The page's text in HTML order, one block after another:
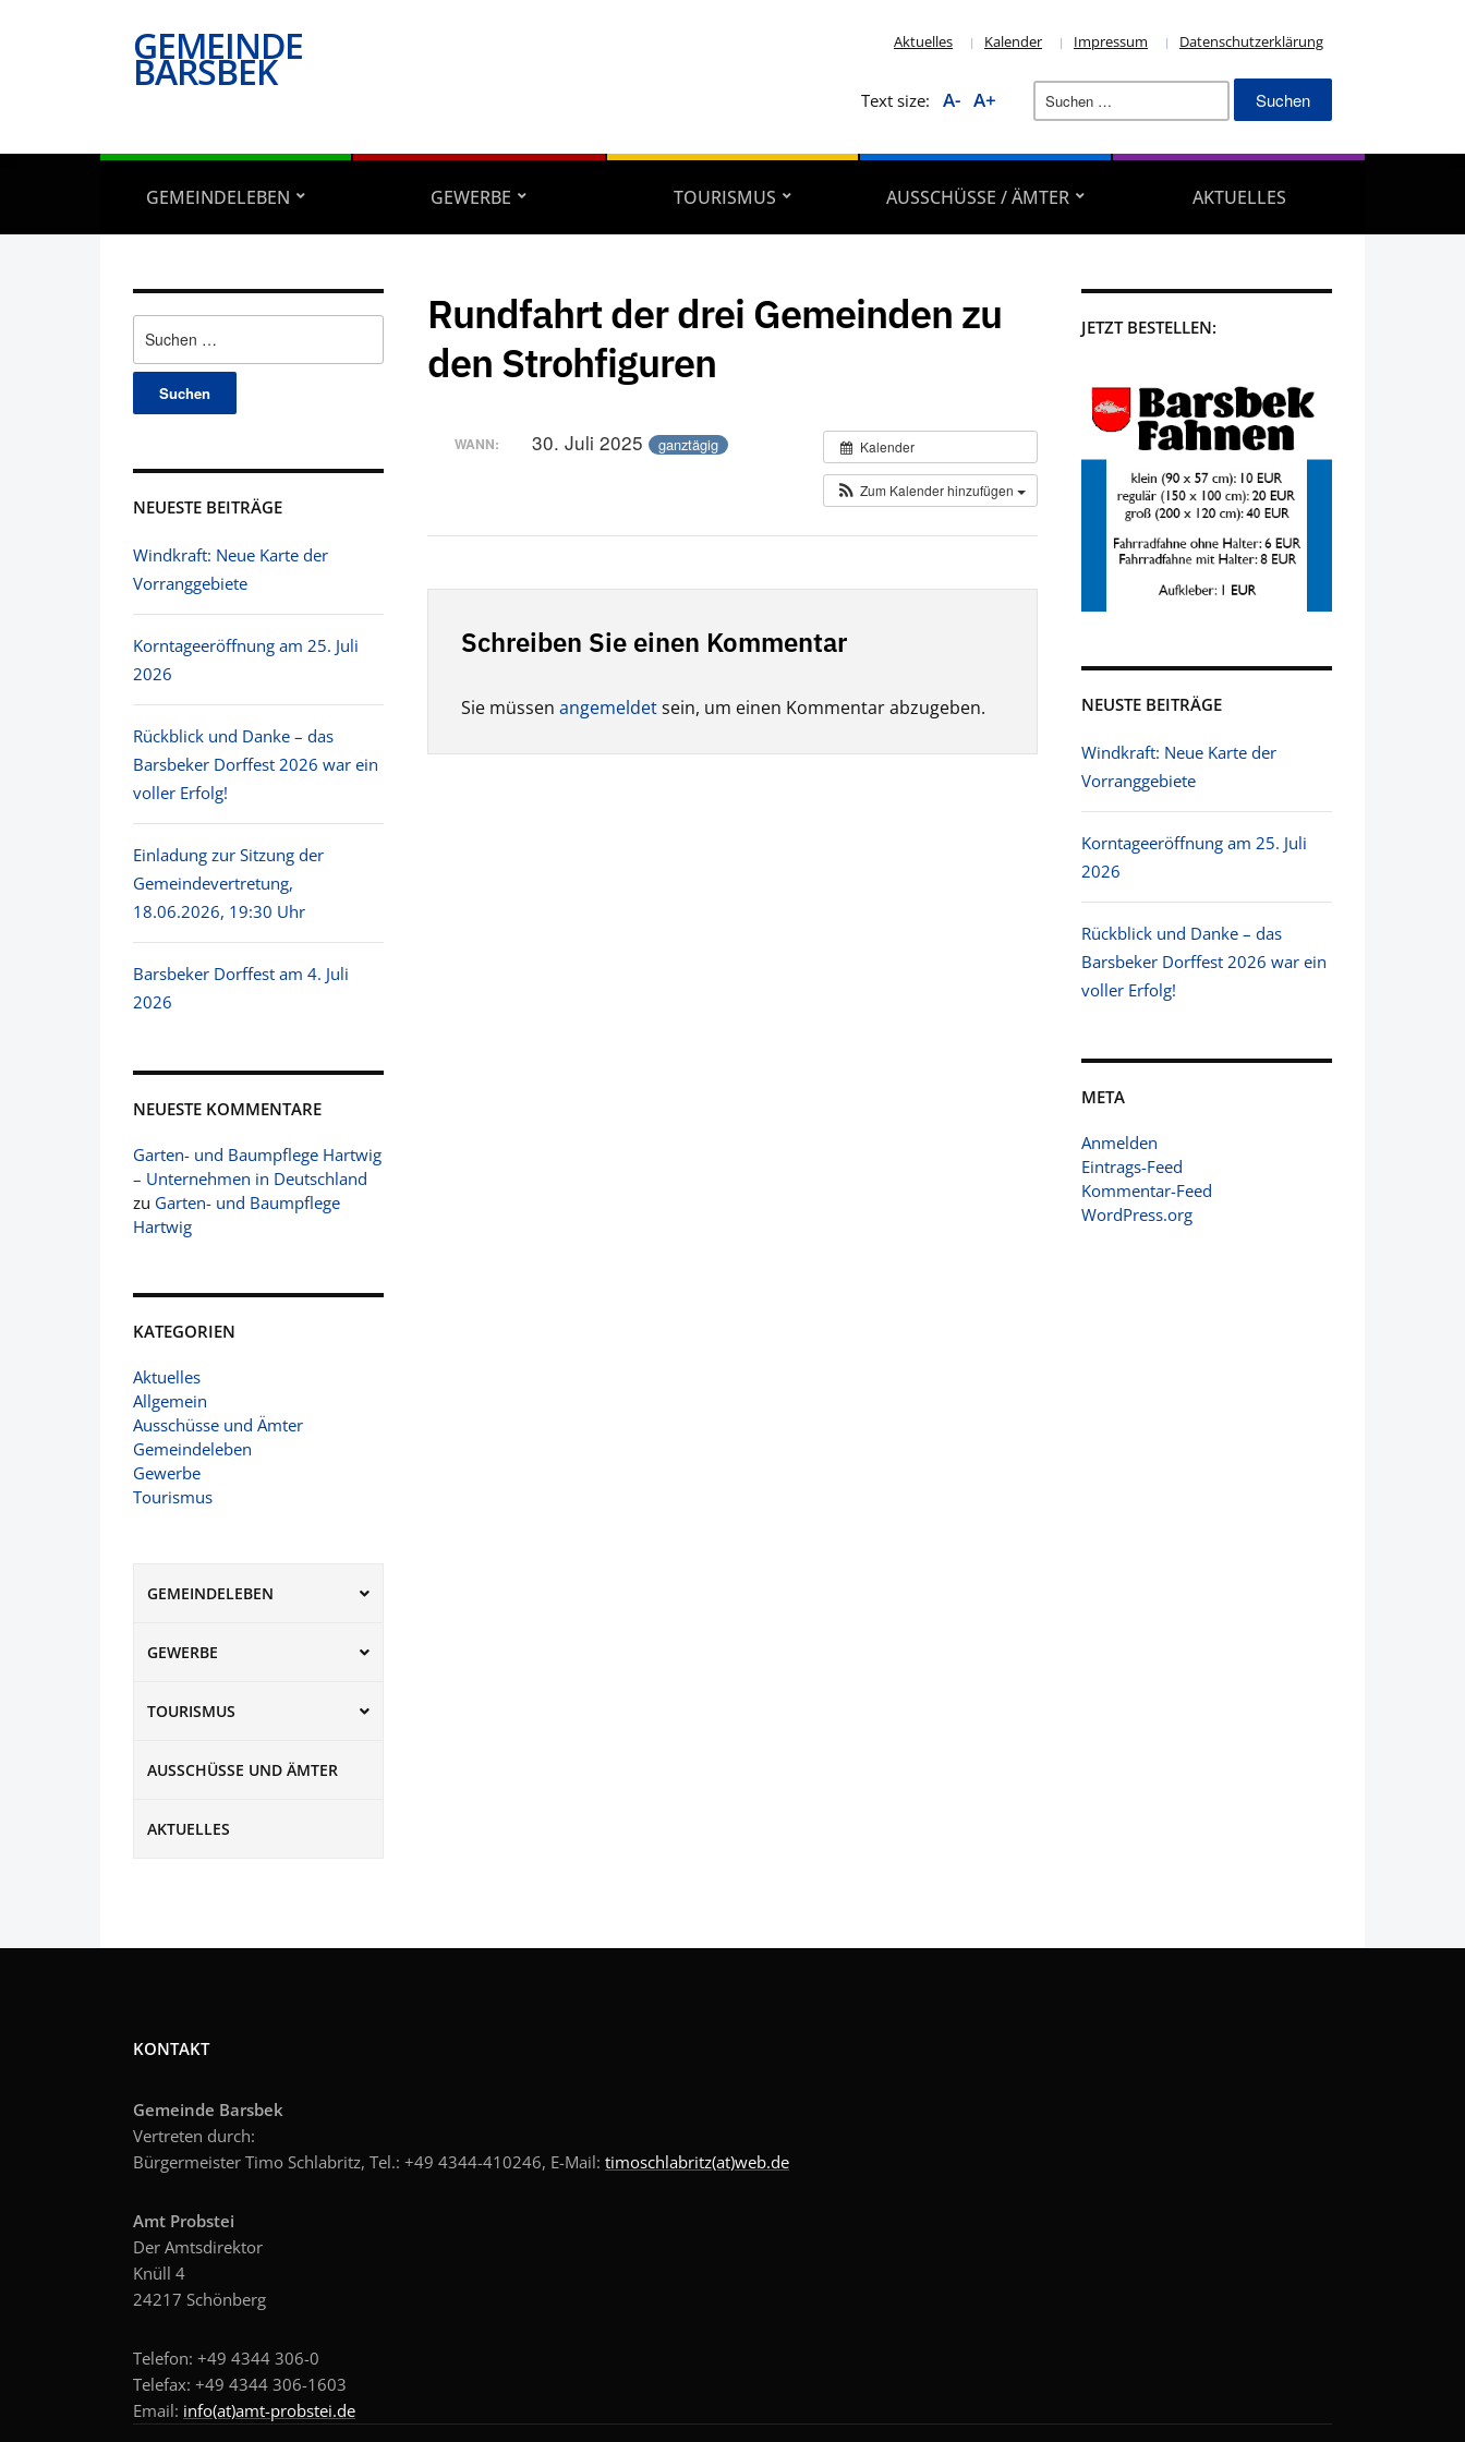
GEMEINDE
BARSBEK
Aktuelles Kalender Impressum Datenschutzerklärung
Text size: A- A+
Suchen
nach:
GEMEINDELEBEN GEWERBE TOURISMUS AUSSCHÜSSE / ÄMTER AKTUELLES
nach:
NEUESTE BEITRÄGE
Windkraft: Neue Karte der
Vorranggebiete
Korntageeröffnung am 25. Juli
2026
Rückblick und Danke – das
Barsbeker Dorffest 2026 war ein
voller Erfolg!
Einladung zur Sitzung der
Gemeindevertretung,
18.06.2026, 19:30 Uhr
Barsbeker Dorffest am 4. Juli
2026
NEUESTE KOMMENTARE
Garten- und Baumpflege Hartwig
– Unternehmen in Deutschland
zu Garten- und Baumpflege
Hartwig
KATEGORIEN
Aktuelles
Allgemein
Ausschüsse und Ämter
Gemeindeleben
Gewerbe
Tourismus
GEMEINDELEBEN
GEWERBE
TOURISMUS
AUSSCHÜSSE UND ÄMTER
AKTUELLES
Rundfahrt der drei Gemeinden zu
den Strohfiguren
Kalender
Zum Kalender hinzufügen
WANN: 30. Juli 2025 ganztägig
Schreiben Sie einen Kommentar
Sie müssen angemeldetsein, um einen Kommentar abzugeben.
JETZT BESTELLEN:
NEUSTE BEITRÄGE
Windkraft: Neue Karte der
Vorranggebiete
Korntageeröffnung am 25. Juli
2026
Rückblick und Danke – das
Barsbeker Dorffest 2026 war ein
voller Erfolg!
META
Anmelden
Eintrags-Feed
Kommentar-Feed
WordPress.org
KONTAKT
Gemeinde Barsbek
Vertreten durch:
Bürgermeister Timo Schlabritz, Tel.: +49 4344-410246, E-Mail: timoschlabritz(at)web.de
Amt Probstei
Der Amtsdirektor
Knüll 4
24217 Schönberg
Telefon: +49 4344 306-0
Telefax: +49 4344 306-1603
Email: info(at)amt-probstei.de